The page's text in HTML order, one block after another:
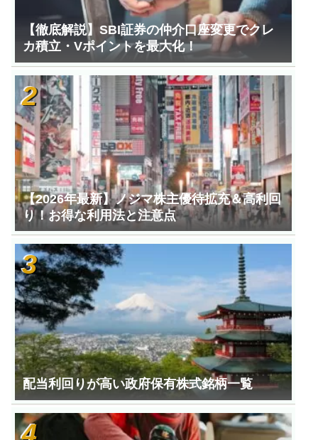
【徹底解説】SBI証券の仲介口座変更でクレ
カ積立・Vポイントを最大化！
【2026年最新】ノジマ株主優待拡充＆高利回
り！お得な利用法と注意点
配当利回りが高い政府保有株式銘柄一覧